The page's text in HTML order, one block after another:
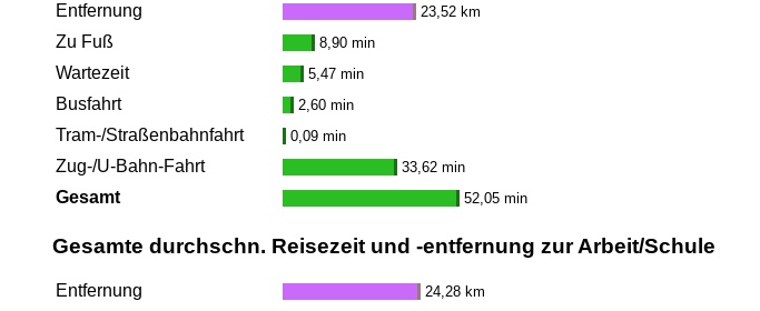
Entfernung 23,52 km
Zu Fuß 8,90 min
Wartezeit 5,47 min
Busfahrt 2,60 min
Tram-/Straßenbahnfahrt 0,09 min
Zug-/U-Bahn-Fahrt 33,62 min
Gesamt 52,05 min
Gesamte durchschn. Reisezeit und -entfernung zur Arbeit/Schule
Entfernung 24,28 km